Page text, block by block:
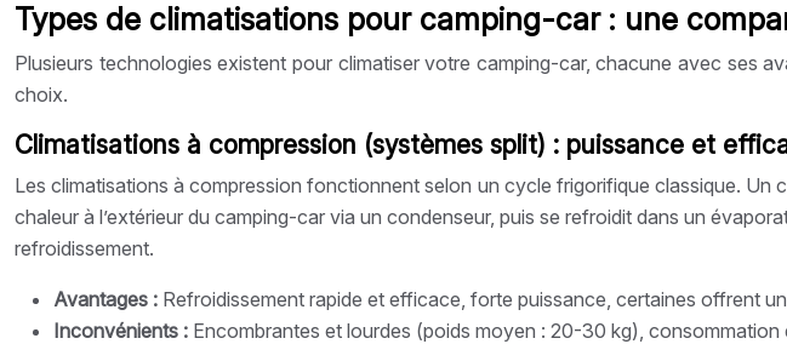
Types de climatisations pour camping-car : une
Plusieurs technologies existent pour climatiser votre camping-car, chacune avec ses
choix.
Climatisations à compression (systèmes split) : puissance et
Les climatisations à compression fonctionnent selon un cycle frigorifique classique.
chaleur à l’extérieur du camping-car via un condenseur, puis se refroidit dans un
refroidissement.
Avantages : Refroidissement rapide et efficace, forte puissance, certaines offrent
Inconvénients : Encombrantes et lourdes (poids moyen : 20-30 kg),